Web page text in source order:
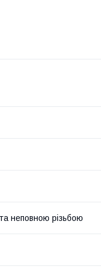
неповною різьбою